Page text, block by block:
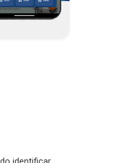
identificar